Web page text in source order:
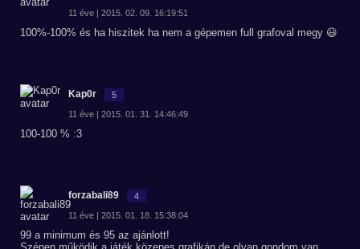
11 éve | 2015. 02. 09. 16:19:51
100%-100% és ha hiszitek ha nem a gépemen full grafoval megy 😃
Kap0r 5
11 éve | 2015. 01. 31. 14:46:49
100-100 % :3
forzabali89 4
11 éve | 2015. 01. 18. 15:38:04
99 a minimum és 95 az ajánlott!